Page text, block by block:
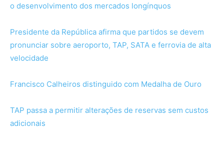
o desenvolvimento dos mercados longínquos
Presidente da República afirma que partidos se devem
pronunciar sobre aeroporto, TAP, SATA e ferrovia de alta
velocidade
Francisco Calheiros distinguido com Medalha de Ouro
TAP passa a permitir alterações de reservas sem custos
adicionais